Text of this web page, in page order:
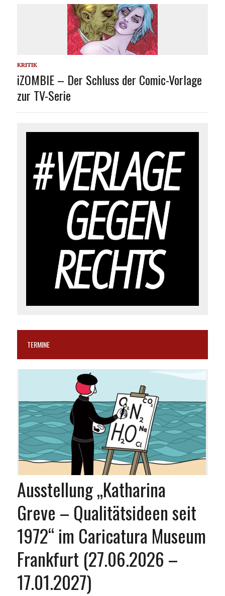
KRITIK
iZOMBIE – Der Schluss der Comic-Vorlage
zur TV-Serie
TERMINE
Ausstellung „Katharina
Greve – Qualitätsideen seit
1972“ im Caricatura Museum
Frankfurt (27.06.2026 –
17.01.2027)